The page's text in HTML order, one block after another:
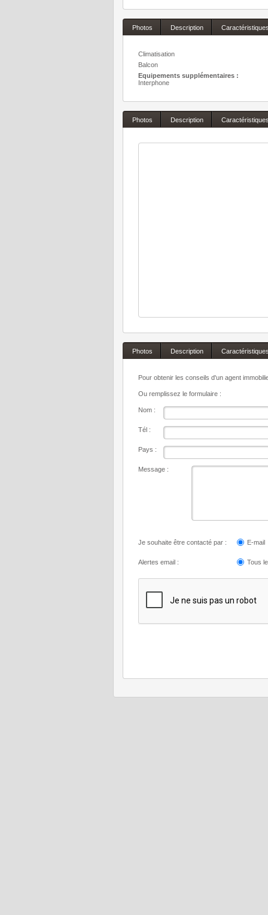
Photos Description
Climatisation
Balcon
Equipements supplémentaires :
Interphone
Photos Description
Photos Description
Pour obtenir les conseils d'un agent
Ou remplissez le formulaire :
Nom :
Tél :
Pays :
Message :
Je souhaite être contacté par : E-mail
Alertes email : Tous